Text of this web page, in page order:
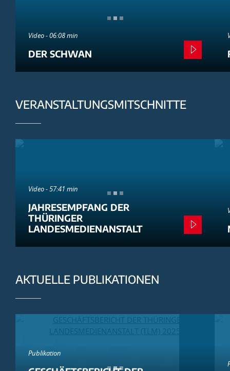
Video - 06:08 min
DER SCHWAN
VERANSTALTUNGSMITSCHNITTE
Video - 57:41 min
JAHRESEMPFANG DER
THÜRINGER
LANDESMEDIENANSTALT
AKTUELLE PUBLIKATIONEN
Publikation